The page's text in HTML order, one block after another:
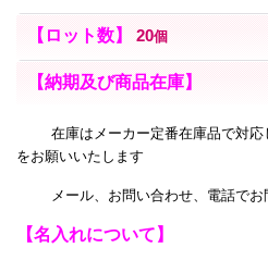
【ロット数】 20個
【納期及び商品在庫】
在庫はメーカー定番在庫品で対応
をお願いいたします
メール、お問い合わせ、電話でお
【名入れについて】